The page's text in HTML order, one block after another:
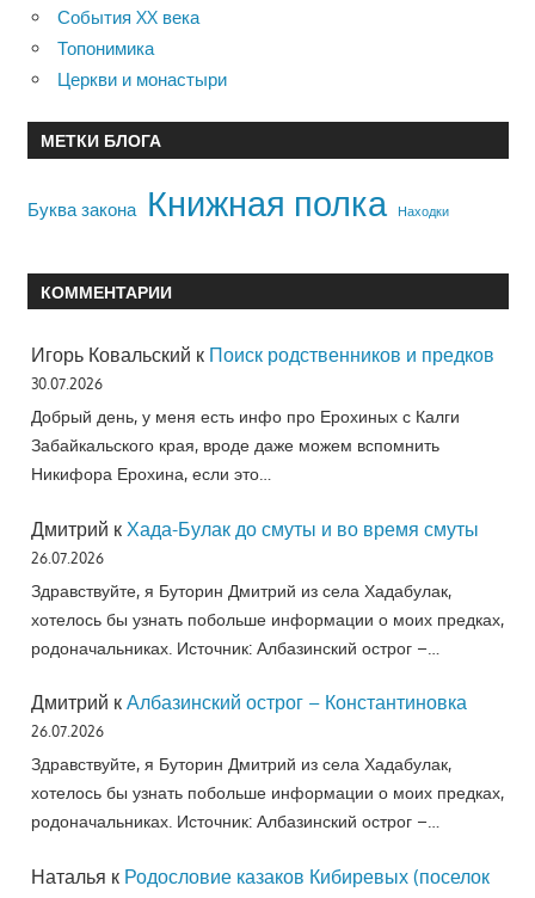
События XX века
Топонимика
Церкви и монастыри
МЕТКИ БЛОГА
Буква закона Книжная полка Находки
КОММЕНТАРИИ
Игорь Ковальский к Поиск родственников и предков
30.07.2026
Добрый день, у меня есть инфо про Ерохиных с Калги
Забайкальского края, вроде даже можем вспомнить
Никифора Ерохина, если это…
Дмитрий к Хада-Булак до смуты и во время смуты
26.07.2026
Здравствуйте, я Буторин Дмитрий из села Хадабулак,
хотелось бы узнать побольше информации о моих предках,
родоначальниках. Источник: Албазинский острог –…
Дмитрий к Албазинский острог – Константиновка
26.07.2026
Здравствуйте, я Буторин Дмитрий из села Хадабулак,
хотелось бы узнать побольше информации о моих предках,
родоначальниках. Источник: Албазинский острог –…
Наталья к Родословие казаков Кибиревых (поселок